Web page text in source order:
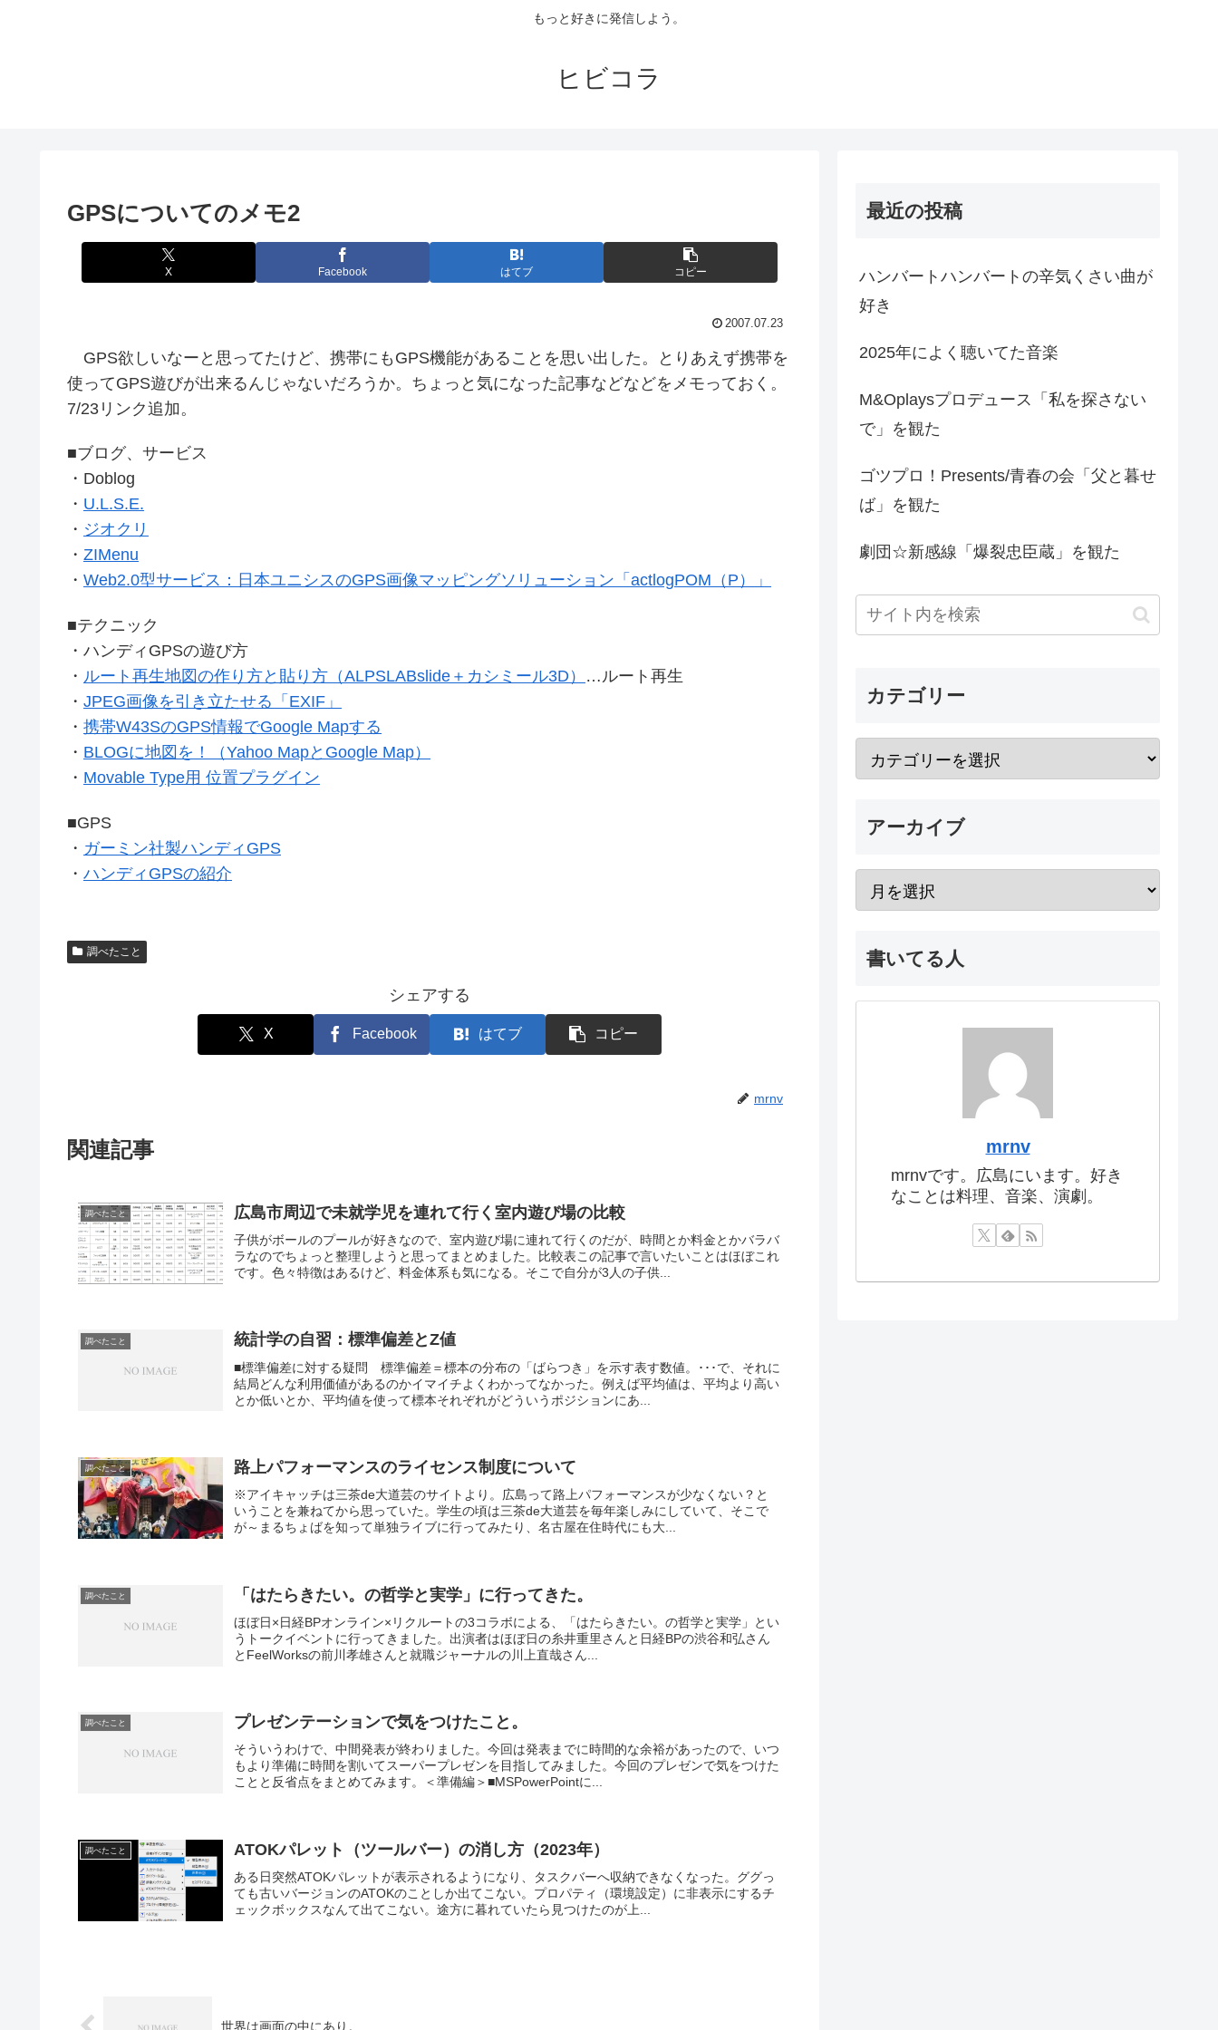
もっと好きに発信しよう。
ヒビコラ
GPSについてのメモ2
X Facebook はてブ コピー
2007.07.23
GPS欲しいなーと思ってたけど、携帯にもGPS機能があることを思い出した。とりあえず携帯を
使ってGPS遊びが出来るんじゃないだろうか。ちょっと気になった記事などなどをメモっておく。
7/23リンク追加。
■ブログ、サービス
・Doblog
・ U.L.S.E.
・ ジオクリ
・ ZIMenu
・ Web2.0型サービス：日本ユニシスのGPS画像マッピングソリューション「actlogPOM（P）」
■テクニック
・ハンディGPSの遊び方
・ ルート再生地図の作り方と貼り方（ALPSLABslide＋カシミール3D） …ルート再生
・ JPEG画像を引き立たせる「EXIF」
・ 携帯W43SのGPS情報でGoogle Mapする
・ BLOGに地図を！（Yahoo MapとGoogle Map）
・ Movable Type用 位置プラグイン
■GPS
・ ガーミン社製ハンディGPS
・ ハンディGPSの紹介
調べたこと
シェアする
X Facebook はてブ コピー
mrnv
関連記事
調べたこと 広島市周辺で未就学児を連れて行く室内遊び場の比較
子供がボールのプールが好きなので、室内遊び場に連れて行くのだが、時間とか料金とかバラバ
ラなのでちょっと整理しようと思ってまとめました。比較表この記事で言いたいことはほぼこれ
です。色々特徴はあるけど、料金体系も気になる。そこで自分が3人の子供...
調べたこと 統計学の自習：標準偏差とZ値
■標準偏差に対する疑問 標準偏差＝標本の分布の「ばらつき」を示す表す数値。･･･で、それに
結局どんな利用価値があるのかイマイチよくわかってなかった。例えば平均値は、平均より高い
とか低いとか、平均値を使って標本それぞれがどういうポジションにあ...
調べたこと 路上パフォーマンスのライセンス制度について
※アイキャッチは三茶de大道芸のサイトより。広島って路上パフォーマンスが少なくない？と
いうことを兼ねてから思っていた。学生の頃は三茶de大道芸を毎年楽しみにしていて、そこで
が～まるちょばを知って単独ライブに行ってみたり、名古屋在住時代にも大...
調べたこと 「はたらきたい。の哲学と実学」に行ってきた。
ほぼ日×日経BPオンライン×リクルートの3コラボによる、「はたらきたい。の哲学と実学」とい
うトークイベントに行ってきました。出演者はほぼ日の糸井重里さんと日経BPの渋谷和弘さん
とFeelWorksの前川孝雄さんと就職ジャーナルの川上直哉さん...
調べたこと プレゼンテーションで気をつけたこと。
そういうわけで、中間発表が終わりました。今回は発表までに時間的な余裕があったので、いつ
もより準備に時間を割いてスーパープレゼンを目指してみました。今回のプレゼンで気をつけた
ことと反省点をまとめてみます。＜準備編＞■MSPowerPointに...
調べたこと ATOKパレット（ツールバー）の消し方（2023年）
ある日突然ATOKパレットが表示されるようになり、タスクバーへ収納できなくなった。ググっ
ても古いバージョンのATOKのことしか出てこない。プロパティ（環境設定）に非表示にするチ
ェックボックスなんて出てこない。途方に暮れていたら見つけたのが上...
世界は画面の中にあり。
最近の投稿
ハンバートハンバートの辛気くさい曲が
好き
2025年によく聴いてた音楽
M&Oplaysプロデュース「私を探さない
で」を観た
ゴツプロ！Presents/青春の会「父と暮せ
ば」を観た
劇団☆新感線「爆裂忠臣蔵」を観た
カテゴリー
アーカイブ
書いてる人
mrnv
mrnvです。広島にいます。好き
なことは料理、音楽、演劇。